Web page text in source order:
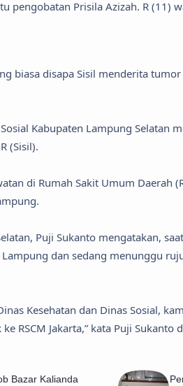
pengobatan Prisila Azizah. R (11)
biasa disapa Sisil menderita
Kabupaten Lampung Selatan
(Sisil).
di Rumah Sakit Umum Daerah
Puji Sukanto mengatakan,
dan sedang menunggu
Kesehatan dan Dinas Sosial,
RSCM Jakarta,” kata Puji
Bazar Kalianda